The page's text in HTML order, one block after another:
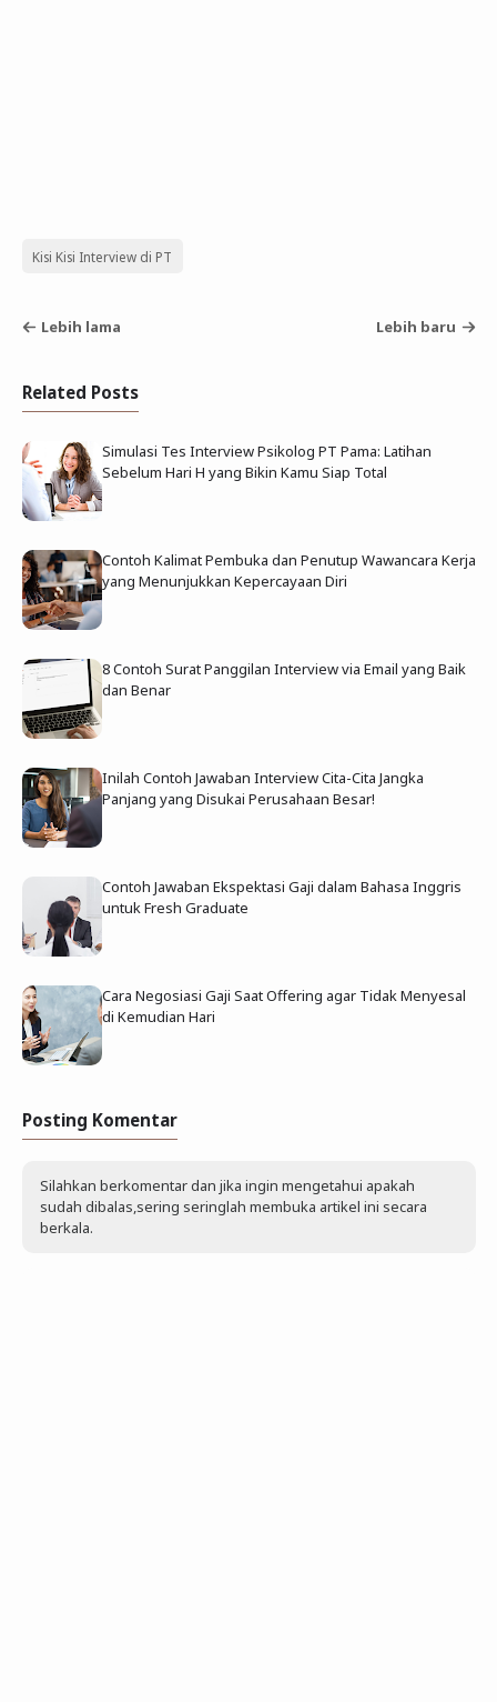
Kisi Kisi Interview di PT
Lebih lama Lebih baru
Related Posts
Simulasi Tes Interview Psikolog PT Pama: Latihan
Sebelum Hari H yang Bikin Kamu Siap Total
Contoh Kalimat Pembuka dan Penutup Wawancara Kerja
yang Menunjukkan Kepercayaan Diri
8 Contoh Surat Panggilan Interview via Email yang Baik
dan Benar
Inilah Contoh Jawaban Interview Cita-Cita Jangka
Panjang yang Disukai Perusahaan Besar!
Contoh Jawaban Ekspektasi Gaji dalam Bahasa Inggris
untuk Fresh Graduate
Cara Negosiasi Gaji Saat Offering agar Tidak Menyesal
di Kemudian Hari
Posting Komentar
Silahkan berkomentar dan jika ingin mengetahui apakah
sudah dibalas,sering seringlah membuka artikel ini secara
berkala.